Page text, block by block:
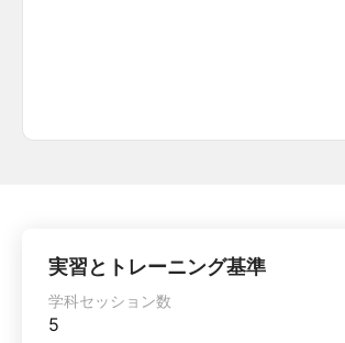
実習とトレーニング基準
学科セッション数
5